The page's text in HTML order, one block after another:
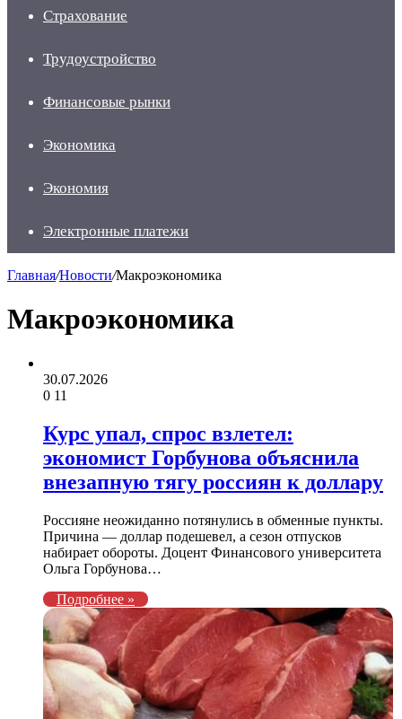
Страхование
Трудоустройство
Финансовые рынки
Экономика
Экономия
Электронные платежи
Главная/Новости/Макроэкономика
Макроэкономика
30.07.2026
0 11
Курс упал, спрос взлетел:
экономист Горбунова объяснила
внезапную тягу россиян к доллару
Россияне неожиданно потянулись в обменные пункты.
Причина — доллар подешевел, а сезон отпусков
набирает обороты. Доцент Финансового университета
Ольга Горбунова…
Подробнее »